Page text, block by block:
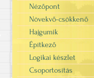
Nézőpont
Növekvő-csökkenő
Hajgumik
Építkező
Logikai készlet
Csoportosítás